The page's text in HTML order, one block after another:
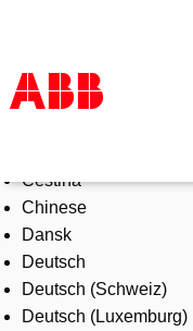
Products & Solutions
Industries
Services
About us
Where to buy
Contact us
Čeština
Chinese
Dansk
Deutsch
Deutsch (Schweiz)
Deutsch (Luxemburg)